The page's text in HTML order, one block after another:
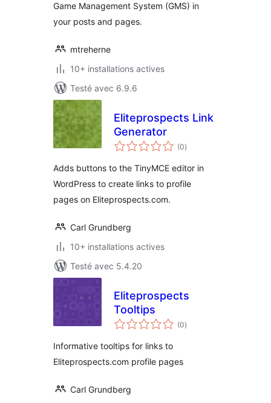
Game Management System (GMS) in
your posts and pages.
mtreherne
10+ installations actives
Testé avec 6.9.6
Eliteprospects Link
Generator
(0notes
en
)
Adds buttons to the TinyMCE editor in
WordPress to create links to profile
pages on Eliteprospects.com.
Carl Grundberg
10+ installations actives
Testé avec 5.4.20
Eliteprospects
Tooltips
(0notes
en
)
Informative tooltips for links to
Eliteprospects.com profile pages
Carl Grundberg